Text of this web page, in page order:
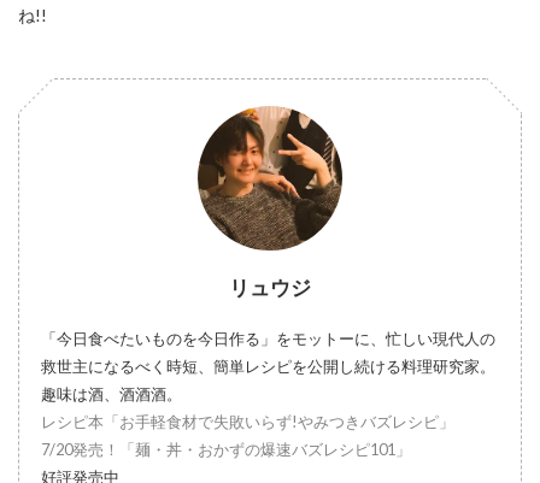
ね!!
リュウジ
「今日食べたいものを今日作る」をモットーに、忙しい現代人の
救世主になるべく時短、簡単レシピを公開し続ける料理研究家。
趣味は酒、酒酒酒。
レシピ本「お手軽食材で失敗いらず!やみつきバズレシピ」
7/20発売！「麺・丼・おかずの爆速バズレシピ101」
好評発売中